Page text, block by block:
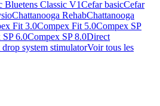
Bluetens Classic V1Cefar basicCefar
Chattanooga RehabChattanooga
Fit 3.0Compex Fit 5.0Compex SP
SP 6.0Compex SP 8.0Direct
system stimulatorVoir tous les